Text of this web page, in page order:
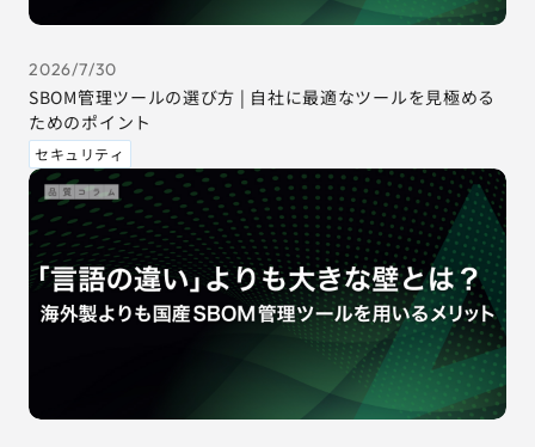
2026/7/30
SBOM管理ツールの選び方 | 自社に最適なツールを見極める
ためのポイント
セキュリティ